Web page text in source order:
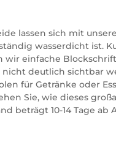
lassen sich mit
wasserdicht ist.
einfache
deutlich sichtbar
für Getränke oder
Sie, wie dieses
beträgt 10-14 Tage ab